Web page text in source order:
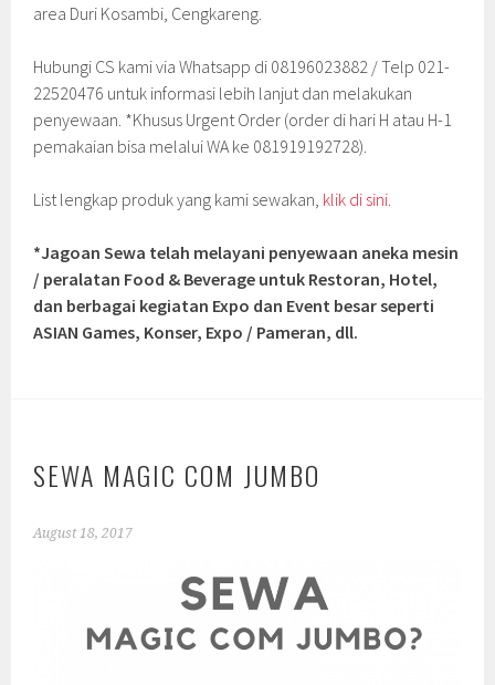
area Duri Kosambi, Cengkareng.
Hubungi CS kami via Whatsapp di 08196023882 / Telp 021-
22520476 untuk informasi lebih lanjut dan melakukan
penyewaan. *Khusus Urgent Order (order di hari H atau H-1
pemakaian bisa melalui WA ke 081919192728).
List lengkap produk yang kami sewakan, klik di sini.
*Jagoan Sewa telah melayani penyewaan aneka mesin
/ peralatan Food & Beverage untuk Restoran, Hotel,
dan berbagai kegiatan Expo dan Event besar seperti
ASIAN Games, Konser, Expo / Pameran, dll.
SEWA MAGIC COM JUMBO
August 18, 2017